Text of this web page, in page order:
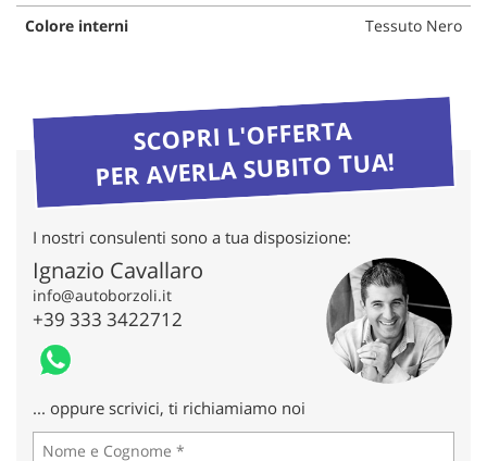
Colore interni
Tessuto Nero
SCOPRI L'OFFERTA
PER AVERLA SUBITO TUA!
I nostri consulenti sono a tua disposizione:
Ignazio Cavallaro
info@autoborzoli.it
+39 333 3422712
... oppure scrivici, ti richiamiamo noi
momento.
Cookie necessari
Cookie delle preferenze
Cookie per il miglioramento dell'esperienza utente
Cookie di marketing